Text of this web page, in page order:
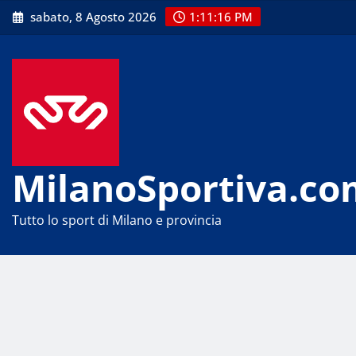
Skip
to
sabato, 8 Agosto 2026 1:11:16 PM
Tutto lo sport di Milano e provincia